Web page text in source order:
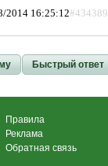
2014 16:25:12#434389
Быстрый ответ
Правила
Реклама
Обратная связь